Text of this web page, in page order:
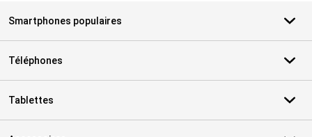
Smartphones populaires
Téléphones
Tablettes